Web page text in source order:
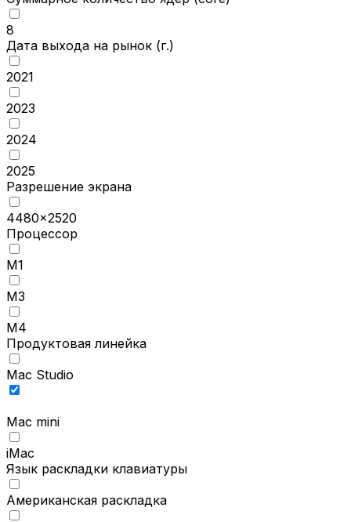
8
Дата выхода на рынок (г.)
2021
2023
2024
2025
Разрешение экрана
4480x2520
Процессор
M1
M3
M4
Продуктовая линейка
Mac Studio
Mac mini
iMac
Язык раскладки клавиатуры
Американская раскладка